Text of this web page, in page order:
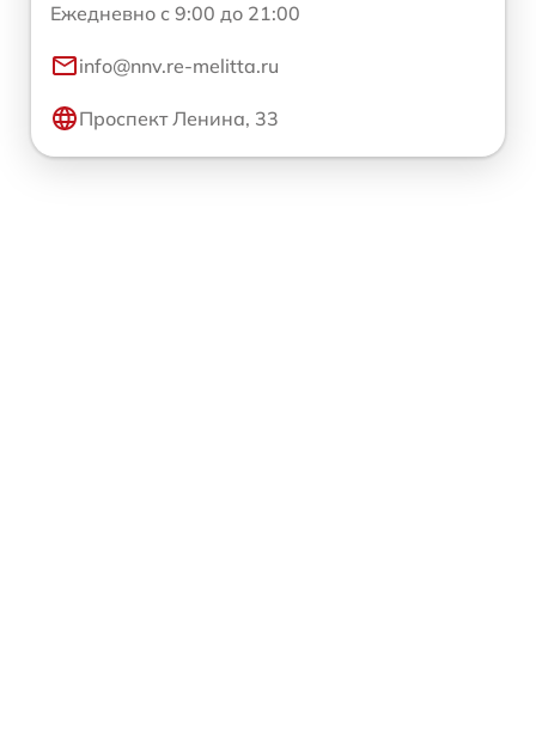
Ежедневно с 9:00 до 21:00
info@nnv.re-melitta.ru
Проспект Ленина, 33